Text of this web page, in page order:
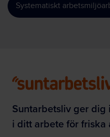
Systematiskt
Suntarbetsliv ger
i ditt arbete för friska